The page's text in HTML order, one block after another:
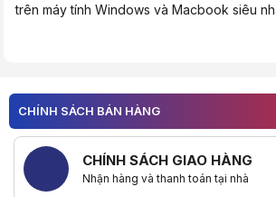
trên máy tính Windows và Macbook siêu
Tin tức
Tin khuyến mại
1. Địa điểm khuyến mãi
Chương trình áp dụng tại hệ thống HACOM trên
2. Nội dung khuyến mãi
- Giảm ngay 300.000đ khi mua
PC AIO Lenovo
CHÍNH SÁCH BÁN HÀNG
CHÍNH SÁCH GIAO HÀNG
Nhận hàng và thanh toán tại nhà